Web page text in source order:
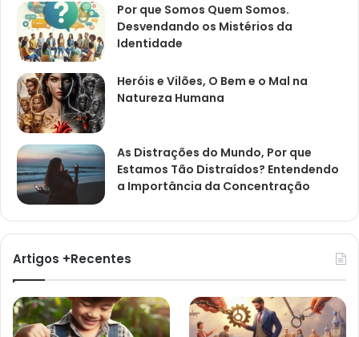
Por que Somos Quem Somos.
Desvendando os Mistérios da
Identidade
Heróis e Vilões, O Bem e o Mal na
Natureza Humana
As Distrações do Mundo, Por que
Estamos Tão Distraídos? Entendendo
a Importância da Concentração
Artigos +Recentes